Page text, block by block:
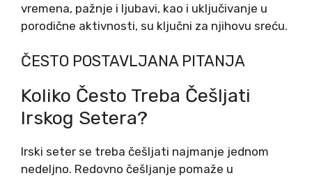
vremena, pažnje i ljubavi, kao i uključivanje u
porodične aktivnosti, su ključni za njihovu sreću.
ČESTO POSTAVLJANA PITANJA
Koliko Često Treba Češljati
Irskog Setera?
Irski seter se treba češljati najmanje jednom
nedeljno. Redovno češljanje pomaže u